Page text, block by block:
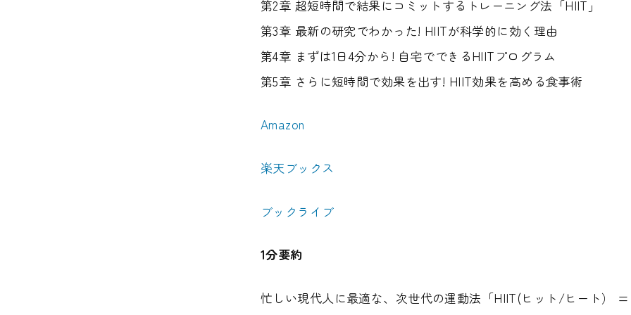
第2章 超短時間で結果にコミットするトレーニング法「HIIT」
第3章 最新の研究でわかった! HIITが科学的に効く理由
第4章 まずは1日4分から! 自宅でできるHIITプログラム
第5章 さらに短時間で効果を出す! HIIT効果を高める食事術
Amazon
楽天ブックス
ブックライブ
1分要約
忙しい現代人に最適な、次世代の運動法「HIIT(ヒット/ヒート）